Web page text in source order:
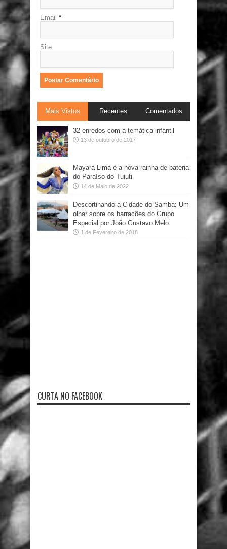
Email *
Site
Mais Vistos Recentes Comentados
32 enredos com a temática infantil
13 de outubro de 2017
Mayara Lima é a nova rainha de bateria
do Paraíso do Tuiuti
14 de Maio de 2022
Descortinando a Cidade do Samba: Um
olhar sobre os barracões do Grupo
Especial por João Gustavo Melo
1 de Fevereiro de 2018
CURTA NO FACEBOOK